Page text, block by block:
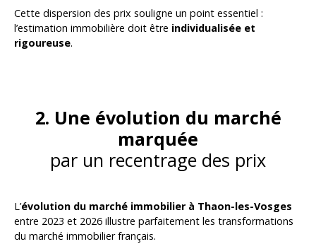
Cette dispersion des prix souligne un point essentiel :
l’estimation immobilière doit être individualisée et
rigoureuse.
2. Une évolution du marché
marquée
par un recentrage des prix
L’évolution du marché immobilier à Thaon-les-Vosges
entre 2023 et 2026 illustre parfaitement les transformations
du marché immobilier français.